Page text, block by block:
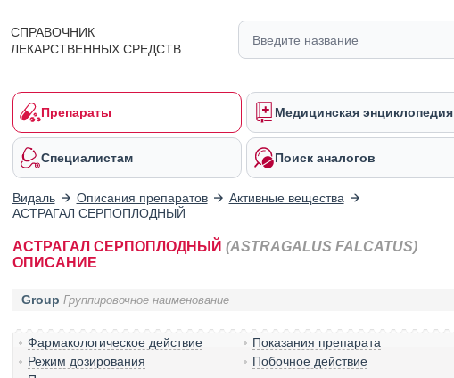
СПРАВОЧНИК
ЛЕКАРСТВЕННЫХ СРЕДСТВ
Препараты Медицинская энциклопедия
Специалистам Поиск аналогов
Видаль Описания препаратов
Активные вещества
АСТРАГАЛ СЕРПОПЛОДНЫЙ
АСТРАГАЛ СЕРПОПЛОДНЫЙ (ASTRAGALUS FALCATUS)
ОПИСАНИЕ
Group Группировочное наименование
Фармакологическое действие
Показания препарата
Режим дозирования
Побочное действие